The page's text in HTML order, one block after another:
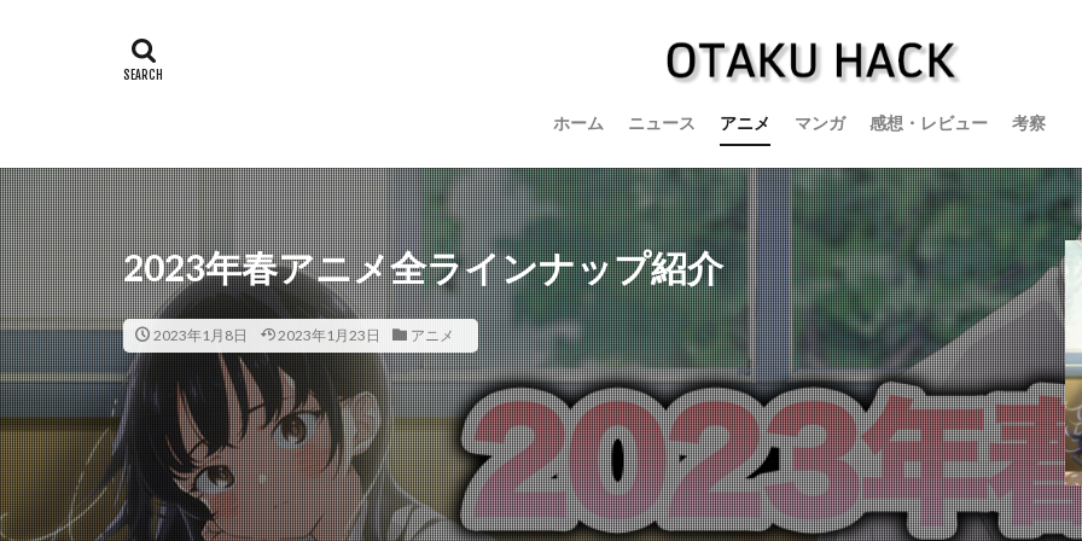
ホーム ニュース アニメ マンガ 感想・レビュー 考察
2023年春アニメ全ラインナップ紹介
2023年1月8日 2023年1月23日 アニメ